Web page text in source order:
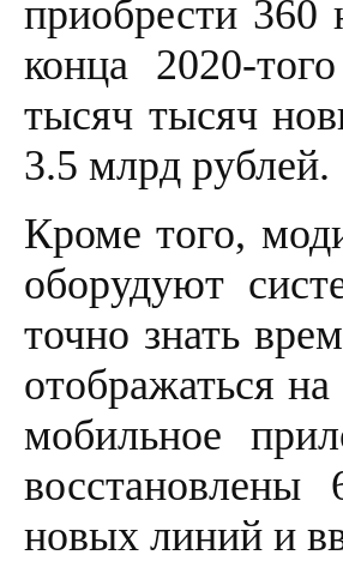
приобрести
конца 2020-
тысяч тысяч
3.5 млрд рублей.
Кроме того,
оборудуют
точно знать
отображаться
мобильное
новых линий и